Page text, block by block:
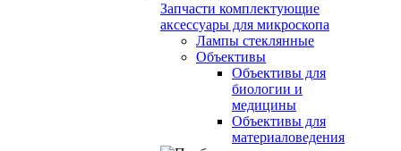
Запчасти комплектующие
аксессуары для микроскопа
Лампы стеклянные
Объективы
Объективы для
биологии и
медицины
Объективы для
материаловедения